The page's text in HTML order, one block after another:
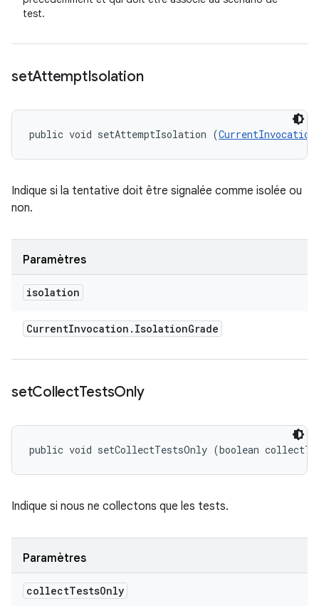
test.
setAttemptIsolation
public void setAttemptIsolation (
Indique si la tentative doit être signalée comme isolée ou
non.
Paramètres
isolation
CurrentInvocation . IsolationGrade
setCollectTestsOnly
public void setCollectTestsOnly (boolean
Indique si nous ne collectons que les tests.
Paramètres
collectTestsOnly